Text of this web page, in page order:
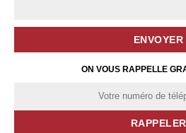
ON VOUS RAPPELLE